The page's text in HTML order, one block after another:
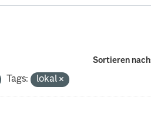
Sortieren nach
Tags: lokal